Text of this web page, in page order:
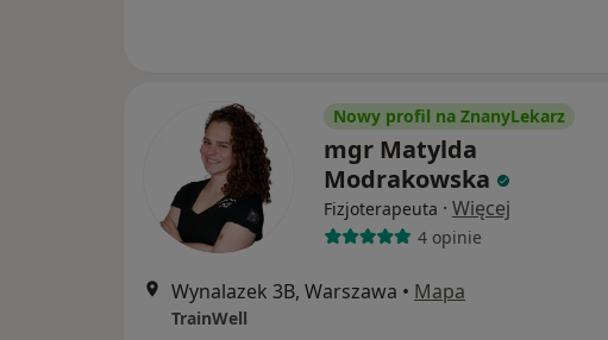
Nowy profil na ZnanyLekarz
mgr Matylda
Modrakowska
Fizjoterapeuta · Więcej
4 opinie
Wynalazek 3B, Warszawa • Mapa
TrainWell